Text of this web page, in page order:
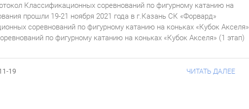
Классификационных соревнований по фигурному катанию на
прошли 19-21 ноября 2021 года в г.Казань СК «Форвард»
соревнований по фигурному катанию на коньках «Кубок Акселя»
по фигурному катанию на коньках «Кубок Акселя» (1 этап)
19 ЧИТАТЬ ДАЛЕЕ